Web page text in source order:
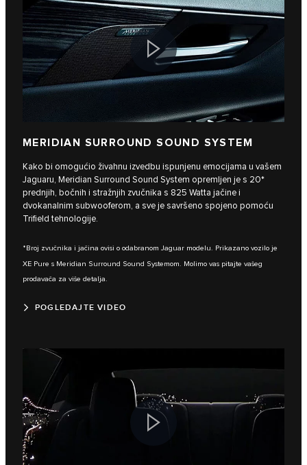
MERIDIAN SURROUND SOUND SYSTEM
Kako bi omogućio živahnu izvedbu ispunjenu emocijama u vašem
Jaguaru, Meridian Surround Sound System opremljen je s 20*
prednjih, bočnih i stražnjih zvučnika s 825 Watta jačine i
dvokanalnim subwooferom, a sve je savršeno spojeno pomoću
Trifield tehnologije.
*Broj zvučnika i jačina ovisi o odabranom Jaguar modelu. Prikazano vozilo je
XE Pure s Meridian Surround Sound Systemom. Molimo vas pitajte vašeg
prodavača za više detalja.
POGLEDAJTE VIDEO